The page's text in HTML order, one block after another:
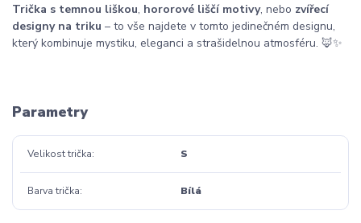
Trička s temnou liškou, hororové liščí motivy, nebo zvířecí
designy na triku – to vše najdete v tomto jedinečném designu,
který kombinuje mystiku, eleganci a strašidelnou atmosféru. 🦊✨
Parametry
Velikost trička S
Barva trička Bílá